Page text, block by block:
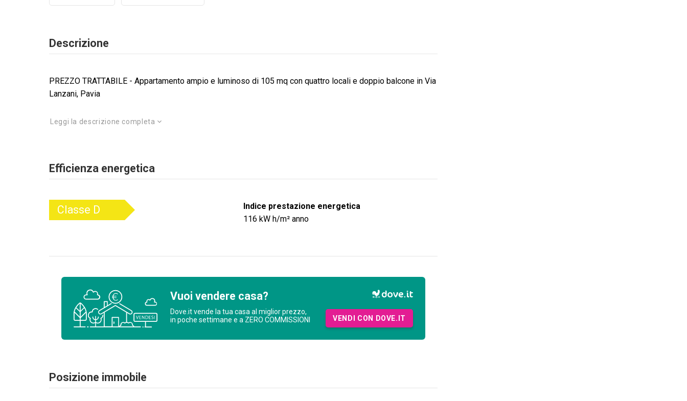
Descrizione
PREZZO TRATTABILE - Appartamento ampio e luminoso di 105 mq con quattro locali e doppio balcone in Via
Lanzani, Pavia
Leggi la descrizione completa
Efficienza energetica
Classe D
Indice prestazione energetica
116 kW h/m² anno
Vuoi vendere casa?
Dove.it vende la tua casa al miglior prezzo,
in poche settimane e a ZERO COMMISSIONI
VENDI CON DOVE.IT
Posizione immobile